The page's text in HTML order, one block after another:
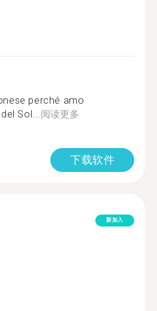
perché amo
Sol...阅读更多
下载软件
新加入